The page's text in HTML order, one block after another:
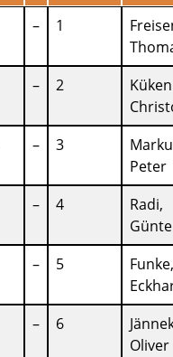
– 1
– 2
– 3
Peter
– 4
Radi,
– 5
– 6
Oliver